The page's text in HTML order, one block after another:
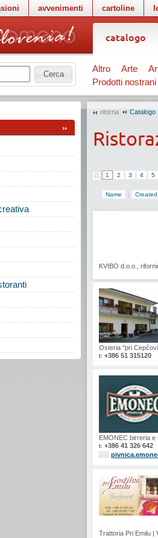
avvenimenti cartoline
catalogo
Cerca
Altro Arte
Prodotti nostrani
ritorna Catalogo
1 2 3 4 5
Name Created
KVIBO d.o.o.,
Osteria "pri
t: +386 51 315120
EMONEC birreria e
t: +386 41 326 642
Trattoria Pri Emilu